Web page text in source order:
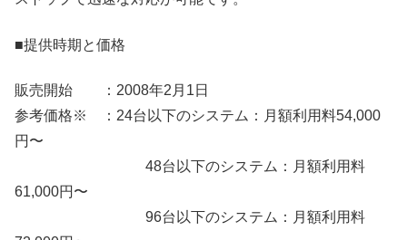
■提供時期と価格
販売開始 ：2008年2月1日
参考価格※ ：24台以下のシステム：月額利用料54,000
円〜
48台以下のシステム：月額利用料
61,000円〜
96台以下のシステム：月額利用料